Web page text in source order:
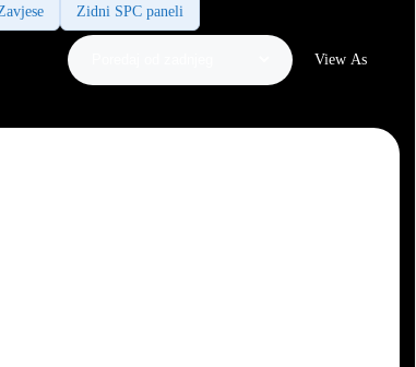
Zidni SPC paneli
View As